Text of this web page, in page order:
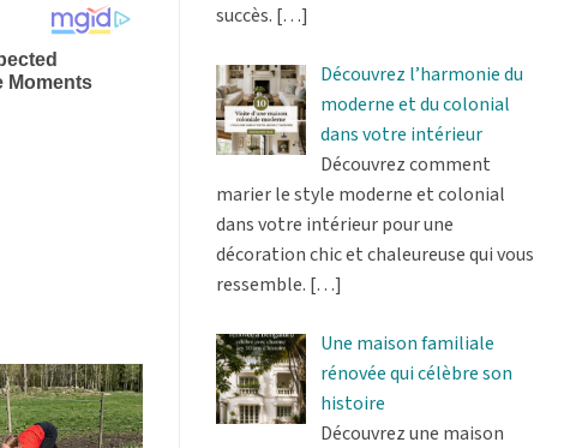
succès. […]
Découvrez l’harmonie du
moderne et du colonial
dans votre intérieur
Découvrez comment
marier le style moderne et colonial
dans votre intérieur pour une
décoration chic et chaleureuse qui vous
ressemble. […]
Une maison familiale
rénovée qui célèbre son
histoire
Découvrez une maison